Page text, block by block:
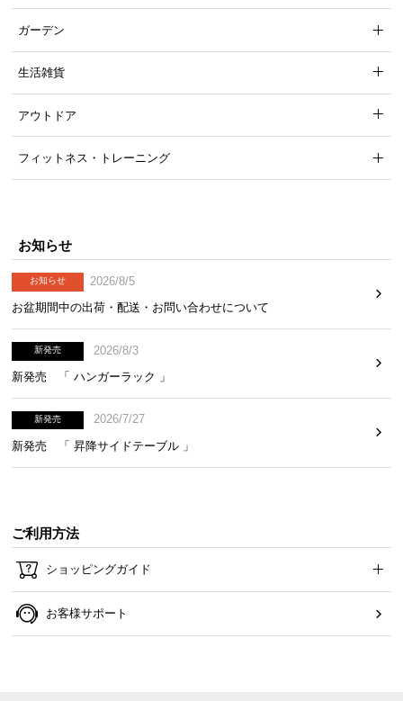
ガーデン
生活雑貨
アウトドア
フィットネス・トレーニング
お知らせ
お知らせ
2026/8/5
お盆期間中の出荷・配送・お問い合わせについて
新発売
2026/8/3
新発売 「 ハンガーラック 」
新発売
2026/7/27
新発売 「 昇降サイドテーブル 」
ご利用方法
ショッピングガイド
お客様サポート